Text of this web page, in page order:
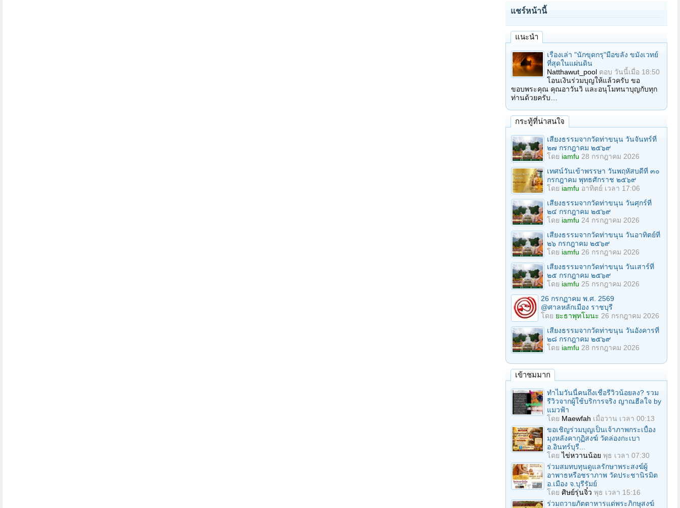
แชร์หน้านี้
แนะนำ
เรื่องเล่า "นักขุดกรุ"มือขลัง ขมังเวทย์
ที่สุดในแผ่นดิน
Natthawut_pool ตอบ วันนี้เมื่อ 18:50
โอนเงินร่วมบุญให้แล้วครับ ขอ
ขอบพระคุณ คุณอาวันวิ และอนุโมทนาบุญกับทุก
ท่านด้วยครับ…
กระทู้ที่น่าสนใจ
เสียงธรรมจากวัดท่าขนุน วันจันทร์ที่
๒๗ กรกฎาคม ๒๕๖๙
โดย iamfu 28 กรกฎาคม 2026
เทศน์วันเข้าพรรษา วันพฤหัสบดีที่ ๓๐
กรกฎาคม พุทธศักราช ๒๕๖๙
โดย iamfu อาทิตย์ เวลา 17:06
เสียงธรรมจากวัดท่าขนุน วันศุกร์ที่
๒๔ กรกฎาคม ๒๕๖๙
โดย iamfu 24 กรกฎาคม 2026
เสียงธรรมจากวัดท่าขนุน วันอาทิตย์ที่
๒๖ กรกฎาคม ๒๕๖๙
โดย iamfu 26 กรกฎาคม 2026
เสียงธรรมจากวัดท่าขนุน วันเสาร์ที่
๒๕ กรกฎาคม ๒๕๖๙
โดย iamfu 25 กรกฎาคม 2026
26 กรกฏาคม พ.ศ. 2569
@ศาลหลักเมือง ราชบุรี
โดย ยะธาพุทโมนะ 26 กรกฎาคม 2026
เสียงธรรมจากวัดท่าขนุน วันอังคารที่
๒๘ กรกฎาคม ๒๕๖๙
โดย iamfu 28 กรกฎาคม 2026
เข้าชมมาก
ทำไมวันนี้คนถึงเชื่อรีวิวน้อยลง? รวม
รีวิวจากผู้ใช้บริการจริง ญาณฮีลใจ by
แมวฟ้า
โดย Maewfah เมื่อวาน เวลา 00:13
ขอเชิญร่วมบุญเป็นเจ้าภาพกระเบื้อง
มุงหลังคากุฏิสงฆ์ วัดล่องกะเบา
อ.อินทร์บุรี...
โดยไข่หวานน้อย พุธ เวลา 07:30
ร่วมสมทบทุนดูแลรักษาพระสงฆ์ผู้
อาพาธหรือชราภาพ วัดประชานิรมิต
อ.เมือง จ.บุรีรัมย์
โดย ศิษย์รุ่นจิ๋ว พุธ เวลา 15:16
ร่วมถวายภัตตาหารแด่พระภิกษุสงฆ์